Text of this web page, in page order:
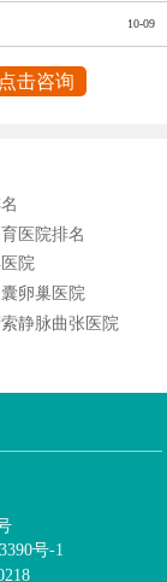
10-09
点击咨询
医院排名
院
卵巢医院
静脉曲张医院
号-1